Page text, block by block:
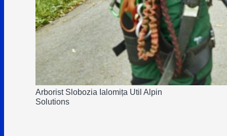
Arborist Slobozia Ialomița Util Alpin
Solutions